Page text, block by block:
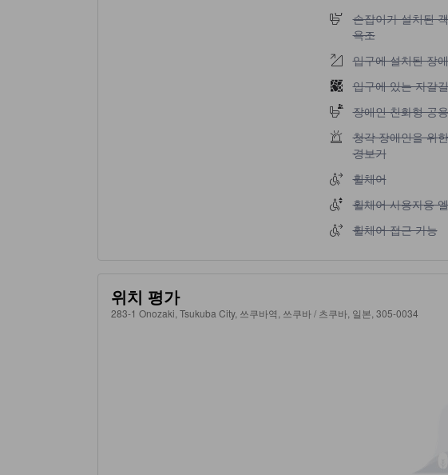
손잡이가 설치된 객
손잡이가 설치된
욕조
입구에 설치된 장애
입구에 설치된 장
입구에 있는 자갈길
입구에 있는 자갈길
장애인 친화형 공용
장애인 친화형 공
청각 장애인을 위한
청각 장애인을 위
경보기
휠체어 이용 불가
휠체어
휠체어 사용자용 엘
휠체어 사용자용
휠체어 접근 가능 이
휠체어 접근 가능
위치 평가
283-1 Onozaki, Tsukuba City, 쓰쿠바역, 쓰쿠바 / 츠쿠바, 일본, 305-0034